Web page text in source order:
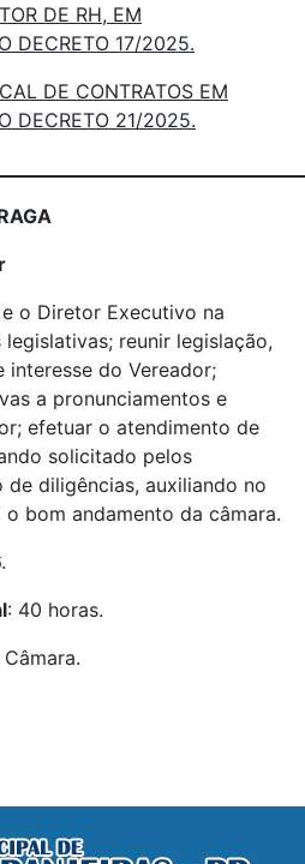
DE RH, EM
DECRETO 17/2025.
DE CONTRATOS EM
DECRETO 21/2025.
o Diretor Executivo na
reunir legislação,
do Vereador;
a pronunciamentos e
efetuar o atendimento de
solicitado pelos
de diligências, auxiliando no
bom andamento da câmara.
: 40 horas.